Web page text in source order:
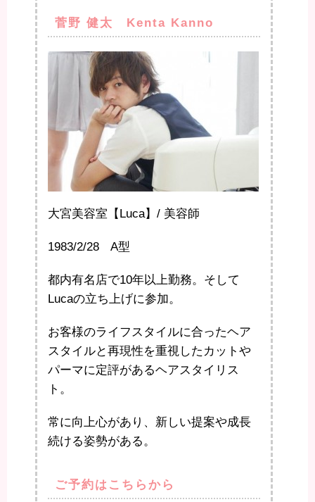
菅野 健太 Kenta Kanno
大宮美容室【Luca】/ 美容師
1983/2/28 A型
都内有名店で10年以上勤務。そして
Lucaの立ち上げに参加。
お客様のライフスタイルに合ったヘア
スタイルと再現性を重視したカットや
パーマに定評があるヘアスタイリス
ト。
常に向上心があり、新しい提案や成長
続ける姿勢がある。
ご予約はこちらから